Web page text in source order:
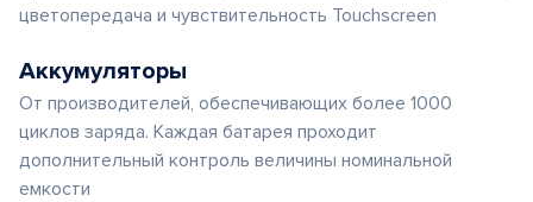
цветопередача и чувствительность Touchscreen
Аккумуляторы
От производителей, обеспечивающих более 1000
циклов заряда. Каждая батарея проходит
дополнительный контроль величины номинальной
емкости